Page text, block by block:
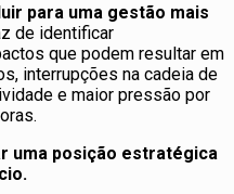
para uma gestão mais
de identificar
que podem resultar em
interrupções na cadeia de
e maior pressão por
uma posição estratégica